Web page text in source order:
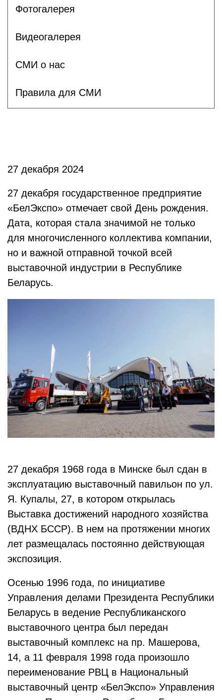
Фотогалерея
Видеогалерея
СМИ о нас
Правила для СМИ
27 декабря 2024
27 декабря государственное предприятие
«БелЭкспо» отмечает свой День рождения.
Дата, которая стала значимой не только
для многочисленного коллектива компании,
но и важной отправной точкой всей
выставочной индустрии в Республике
Беларусь.
27 декабря 1968 года в Минске был сдан в
эксплуатацию выставочный павильон по ул.
Я. Купалы, 27, в котором открылась
Выставка достижений народного хозяйства
(ВДНХ БССР). В нем на протяжении многих
лет размещалась постоянно действующая
экспозиция.
Осенью 1996 года, по инициативе
Управления делами Президента Республики
Беларусь в ведение Республиканского
выставочного центра был передан
выставочный комплекс на пр. Машерова,
14, а 11 февраля 1998 года произошло
переименование РВЦ в Национальный
выставочный центр «БелЭкспо» Управления